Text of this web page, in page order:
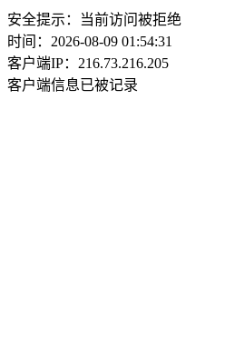
安全提示：当前访问被拒绝
时间：2026-08-09 01:54:31
客户端IP：216.73.216.205
客户端信息已被记录